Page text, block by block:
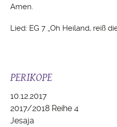
Amen.
Lied: EG 7 „Oh Heiland, reiß
PERIKOPE
10.12.2017
2017/2018 Reihe 4
Jesaja